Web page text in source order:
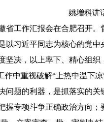
姚增科讲
工作汇报会在合肥召开。
习近平同志为核心的党中
坚决，以上率下、精心组
中重视破解“上热中温下
题的利器，是抓落实的关
专项斗争正确政治方向